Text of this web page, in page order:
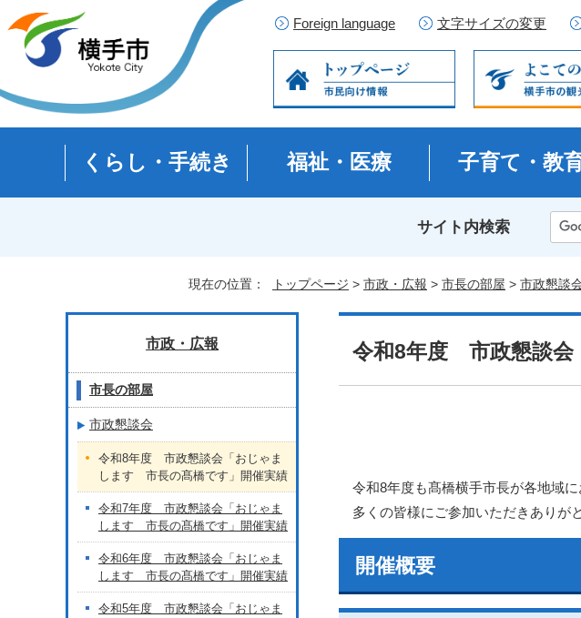
Foreign language 文字サイズの変更
くらし・手続き 福祉・医療 子育て・教
サイト内検索
現在の位置： トップページ > 市政・広報 > 市長の部屋 > 市政懇談
令和8年度 市政懇談会
令和8年度も髙橋横手市長が各地域
多くの皆様にご参加いただきありが
開催概要
市政・広報
市長の部屋
市政懇談会
令和8年度 市政懇談会「おじゃま
します 市長の髙橋です」開催実績
令和7年度 市政懇談会「おじゃま
します 市長の髙橋です」開催実績
令和6年度 市政懇談会「おじゃま
します 市長の髙橋です」開催実績
令和5年度 市政懇談会「おじゃま